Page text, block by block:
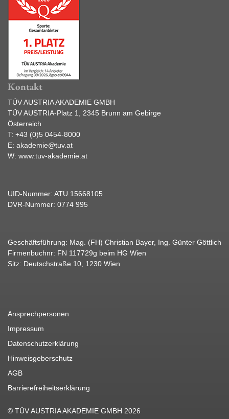
Kontakt
TÜV AUSTRIA AKADEMIE GMBH
TÜV AUSTRIA-Platz 1, 2345 Brunn am Gebirge
Österreich
T: +43 (0)5 0454-8000
E: akademie@tuv.at
W: www.tuv-akademie.at
UID-Nummer: ATU 15668105
DVR-Nummer: 0774 995
Geschäftsführung: Mag. (FH) Christian Bayer, Ing. Günter Göttlich
Firmenbuchnr: FN 117729g beim HG Wien
Sitz: Deutschstraße 10, 1230 Wien
Ansprechpersonen
Impressum
Datenschutzerklärung
Hinweisgeberschutz
AGB
Barrierefreiheitserklärung
© TÜV AUSTRIA AKADEMIE GMBH 2026